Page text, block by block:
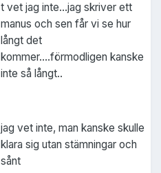
t vet jag inte...jag skriver ett
manus och sen får vi se hur
långt det
kommer....förmodligen kanske
inte så långt..
jag vet inte, man kanske skulle
klara sig utan stämningar och
sånt